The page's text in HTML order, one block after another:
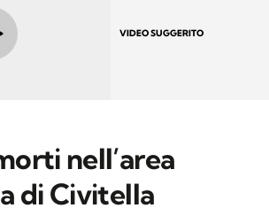
VIDEO SUGGERITO
nell’area
di Civitella